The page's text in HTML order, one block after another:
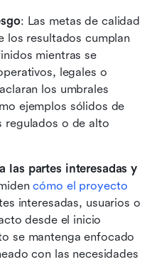
: Las metas de calidad
los resultados cumplan
mientras se
legales o
los umbrales
ejemplos sólidos de
regulados o de alto
las partes interesadas y
cómo el proyecto
interesadas, usuarios o
desde el inicio
se mantenga enfocado
con las necesidades